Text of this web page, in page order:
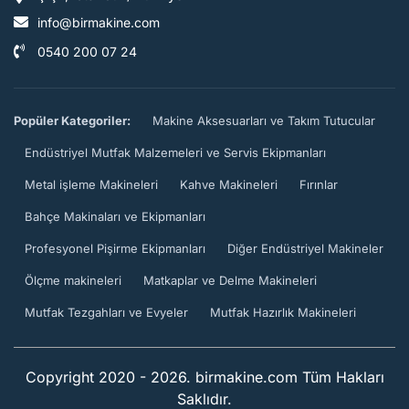
info@birmakine.com
0540 200 07 24
Popüler Kategoriler: Makine Aksesuarları ve Takım Tutucular
Endüstriyel Mutfak Malzemeleri ve Servis Ekipmanları
Metal işleme Makineleri Kahve Makineleri Fırınlar
Bahçe Makinaları ve Ekipmanları
Profesyonel Pişirme Ekipmanları Diğer Endüstriyel Makineler
Ölçme makineleri Matkaplar ve Delme Makineleri
Mutfak Tezgahları ve Evyeler Mutfak Hazırlık Makineleri
Copyright 2020 - 2026. birmakine.com Tüm Hakları
Saklıdır.